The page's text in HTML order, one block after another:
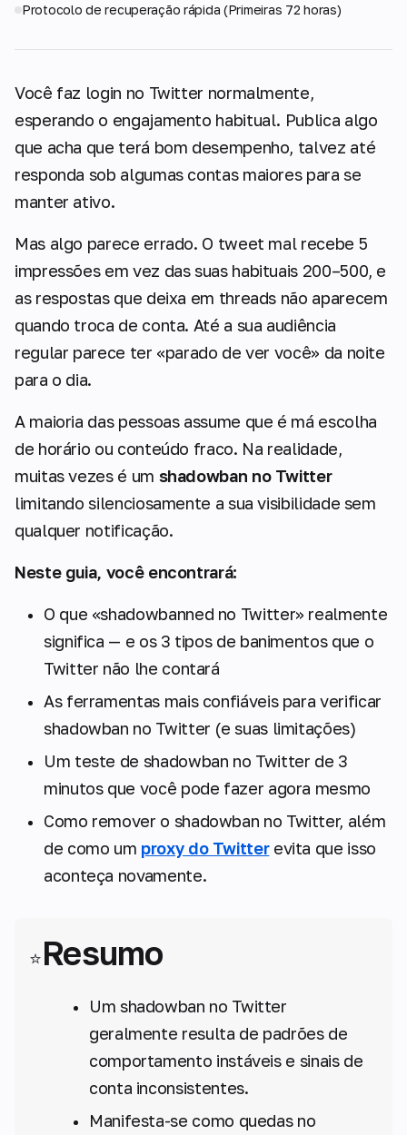
Protocolo de recuperação rápida (Primeiras 72 horas)
Você faz login no Twitter normalmente,
esperando o engajamento habitual. Publica algo
que acha que terá bom desempenho, talvez até
responda sob algumas contas maiores para se
manter ativo.
Mas algo parece errado. O tweet mal recebe 5
impressões em vez das suas habituais 200–500, e
as respostas que deixa em threads não aparecem
quando troca de conta. Até a sua audiência
regular parece ter «parado de ver você» da noite
para o dia.
A maioria das pessoas assume que é má escolha
de horário ou conteúdo fraco. Na realidade,
muitas vezes é um shadowban no Twitter
limitando silenciosamente a sua visibilidade sem
qualquer notificação.
Neste guia, você encontrará:
O que «shadowbanned no Twitter» realmente
significa — e os 3 tipos de banimentos que o
Twitter não lhe contará
As ferramentas mais confiáveis para verificar
shadowban no Twitter (e suas limitações)
Um teste de shadowban no Twitter de 3
minutos que você pode fazer agora mesmo
Como remover o shadowban no Twitter, além
de como um proxy do Twitterevita que isso
aconteça novamente.
⭐Resumo
Um shadowban no Twitter
geralmente resulta de padrões de
comportamento instáveis e sinais de
conta inconsistentes.
Manifesta-se como quedas no